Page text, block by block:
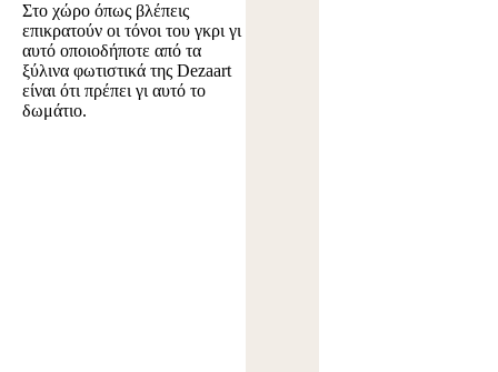
Στο χώρο όπως βλέπεις
επικρατούν οι τόνοι του γκρι γι
αυτό οποιοδήποτε από τα
ξύλινα φωτιστικά της Dezaart
είναι ότι πρέπει γι αυτό το
δωμάτιο.